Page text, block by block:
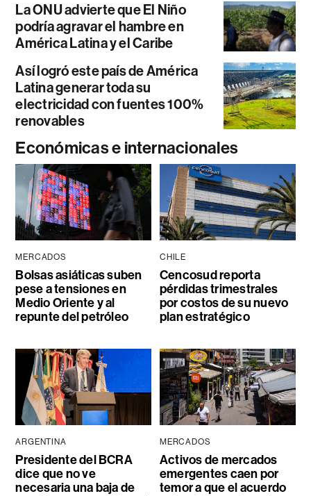
La ONU advierte que El Niño
podría agravar el hambre en
América Latina y el Caribe
Así logró este país de América
Latina generar toda su
electricidad con fuentes 100%
renovables
Económicas e internacionales
MERCADOS
Bolsas asiáticas suben
pese a tensiones en
Medio Oriente y al
repunte del petróleo
CHILE
Cencosud reporta
pérdidas trimestrales
por costos de su nuevo
plan estratégico
ARGENTINA
Presidente del BCRA
dice que no ve
necesaria una baja de
MERCADOS
Activos de mercados
emergentes caen por
temor a que el acuerdo